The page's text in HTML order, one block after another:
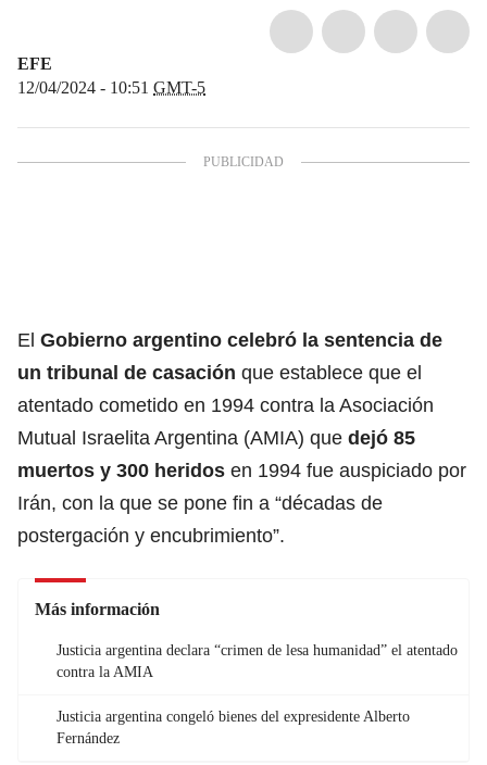
EFE
12/04/2024 - 10:51 GMT-5
El Gobierno argentino celebró la sentencia de
un tribunal de casación que establece que el
atentado cometido en 1994 contra la Asociación
Mutual Israelita Argentina (AMIA) que dejó 85
muertos y 300 heridos en 1994 fue auspiciado por
Irán, con la que se pone fin a “décadas de
postergación y encubrimiento”.
Más información
Justicia argentina declara “crimen de lesa humanidad” el atentado
contra la AMIA
Justicia argentina congeló bienes del expresidente Alberto
Fernández